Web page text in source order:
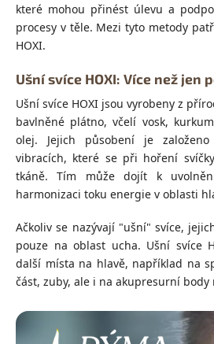
které mohou přinést úlevu a
procesy v těle. Mezi tyto metody
HOXI.
Ušní svíce HOXI: Více než jen
Ušní svíce HOXI jsou vyrobeny z
bavlněné plátno, včelí vosk,
olej. Jejich působení je
vibracích, které se při hoření
tkáně. Tím může dojít k
harmonizaci toku energie v oblasti
Ačkoliv se nazývají "ušní" svíce,
pouze na oblast ucha. Ušní svíce
další místa na hlavě, například na
část, zuby, ale i na akupresurní body